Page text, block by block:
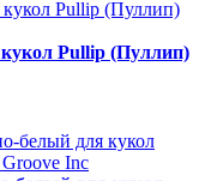
Pullip (Пуллип)